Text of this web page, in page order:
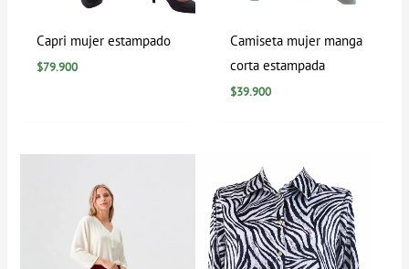
Capri mujer estampado
$79.900
Camiseta mujer manga
corta estampada
$39.900